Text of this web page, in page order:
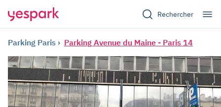
Rechercher
Parking Paris Parking Avenue du Maine - Paris 14